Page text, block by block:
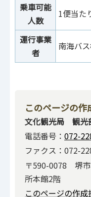
乗車可能
人数
1便当た
運行事業
者
南海バ
このページの作
文化観光局 観
電話番号： 072-
ファクス：072-
〒590-0078 堺
所本館2階
このページの作